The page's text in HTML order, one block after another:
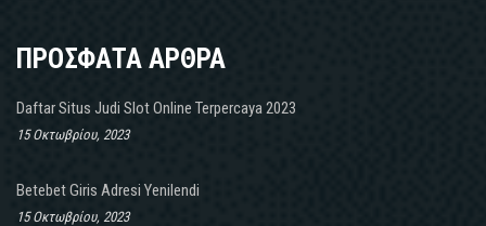
ΠΡΟΣΦΑΤΑ ΑΡΘΡΑ
Daftar Situs Judi Slot Online Terpercaya 2023
15 Οκτωβρίου, 2023
Betebet Giris Adresi Yenilendi
15 Οκτωβρίου, 2023